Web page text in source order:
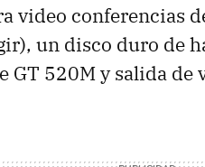
video conferencias
un disco duro de
GT 520M y salida de